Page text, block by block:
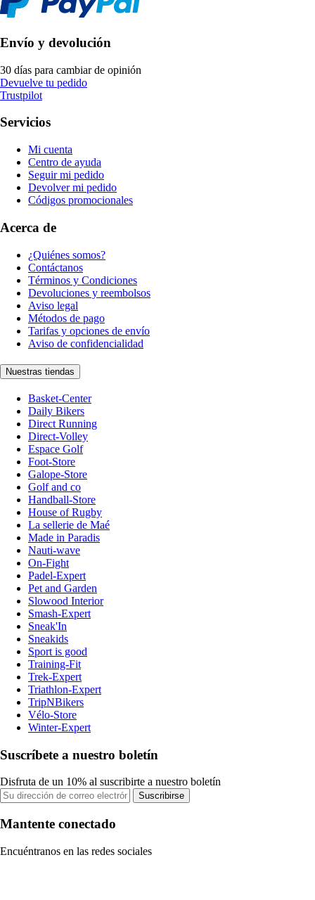
Envío y devolución
30 días para cambiar de opinión
Devuelve tu pedido
Trustpilot
Servicios
Mi cuenta
Centro de ayuda
Seguir mi pedido
Devolver mi pedido
Códigos promocionales
Acerca de
¿Quiénes somos?
Contáctanos
Términos y Condiciones
Devoluciones y reembolsos
Aviso legal
Métodos de pago
Tarifas y opciones de envío
Aviso de confidencialidad
Nuestras tiendas
Basket-Center
Daily Bikers
Direct Running
Direct-Volley
Espace Golf
Foot-Store
Galope-Store
Golf and co
Handball-Store
House of Rugby
La sellerie de Maé
Made in Paradis
Nauti-wave
On-Fight
Padel-Expert
Pet and Garden
Slowood Interior
Smash-Expert
Sneak'In
Sneakids
Sport is good
Training-Fit
Trek-Expert
Triathlon-Expert
TripNBikers
Vélo-Store
Winter-Expert
Suscríbete a nuestro boletín
Disfruta de un 10% al suscribirte a nuestro boletín
Suscribirse
Mantente conectado
Encuéntranos en las redes sociales